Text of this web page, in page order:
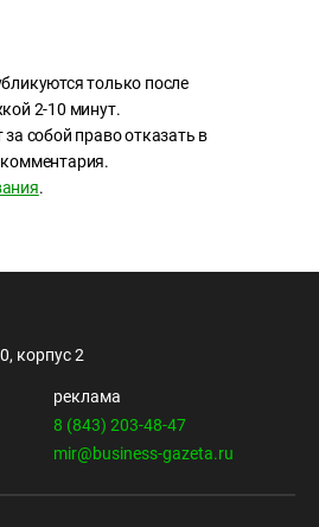
только после
2-10 минут.
собой право отказать в
.
корпус 2
реклама
8 (843) 203-48-47
mir@business-gazeta.ru